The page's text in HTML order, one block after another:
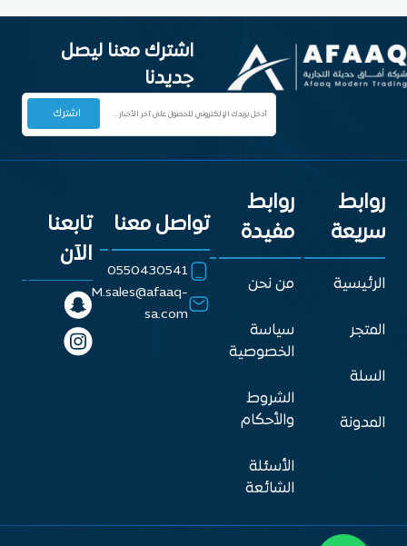
اشترك معنا ليصل
جديدنا
روابط
سريعة
الرئيسية
المتجر
السلة
المدونة
روابط
مفيدة
من نحن
سياسة
الخصوصية
الشروط
والأحكام
الأسئلة
الشائعة
تواصل معنا
0550430541
M.sales@afaaq-
sa.com
تابعنا
الآن